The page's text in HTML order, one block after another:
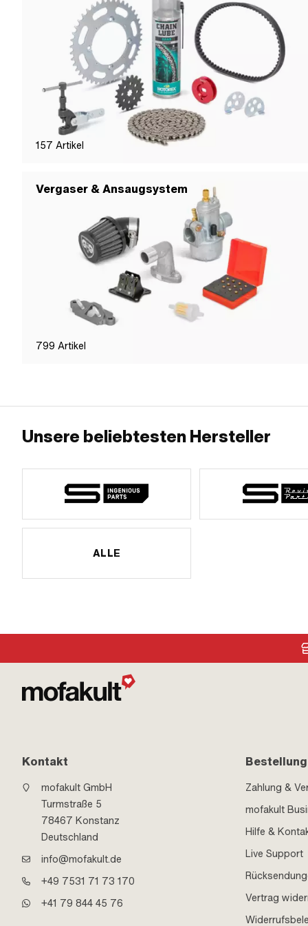
157 Artikel
Vergaser & Ansaugsystem
799 Artikel
Unsere beliebtesten Hersteller
ALLE
Kontakt
mofakult GmbH
Turmstraße 5
78467 Konstanz
Deutschland
info@mofakult.de
+49 7531 71 73 170
+41 79 844 45 76
Bestellung
Zahlung &
mofakult
Hilfe &
Live Support
Vertrag